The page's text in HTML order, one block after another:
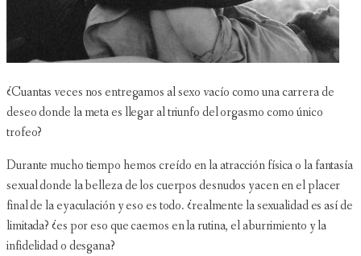
¿Cuantas veces nos entregamos al sexo vacío como una carrera de
deseo donde la meta es llegar al triunfo del orgasmo como único
trofeo?
Durante mucho tiempo hemos creído en la atracción física o la fantasía
sexual donde la belleza de los cuerpos desnudos yacen en el placer
final de la eyaculación y eso es todo. ¿realmente la sexualidad es así de
limitada? ¿es por eso que caemos en la rutina, el aburrimiento y la
infidelidad o desgana?